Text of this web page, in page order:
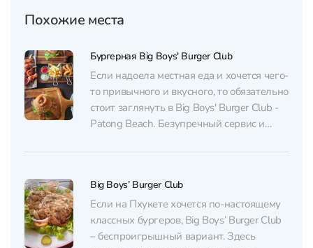
Похожие места
Бургерная Big Boys' Burger Club
Если надоела местная еда и хочется чего-
то привычного и вкусного, то обязательно
стоит заглянуть в Big Boys' Burger Club -
Patong Beach. Безупречный сервис и
входе. Огромный ассортимент в меню
гамбургеров с различными начинками и
соусами привлекут вас, и вы...
Big Boys’ Burger Club
Если на Пхукете хочется по-настоящему
классных бургеров, Big Boys’ Burger Club
– беспроигрышный вариант. Здесь